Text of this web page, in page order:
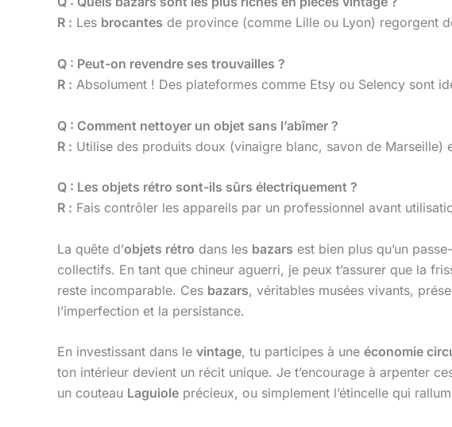
R : Les brocantes de province (comme Lille ou Lyon) regorgent
Q : Peut-on revendre ses trouvailles ?
R : Absolument ! Des plateformes comme Etsy ou Selency sont
Q : Comment nettoyer un objet sans l’abîmer ?
R : Utilise des produits doux (vinaigre blanc, savon de Marseille)
Q : Les objets rétro sont-ils sûrs électriquement ?
R : Fais contrôler les appareils par un professionnel avant
La quête d’objets rétro dans les bazars est bien plus qu’un
collectifs. En tant que chineur aguerri, je peux t’assurer que la
reste incomparable. Ces bazars, véritables musées vivants,
l’imperfection et la persistance.
En investissant dans le vintage, tu participes à une économie
ton intérieur devient un récit unique. Je t’encourage à arpenter
un couteau Laguiole précieux, ou simplement l’étincelle qui